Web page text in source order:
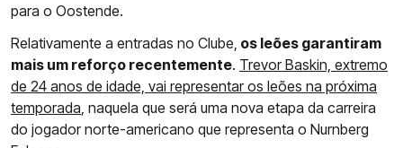
para o Oostende.
Relativamente a entradas no Clube, os leões garantiram
mais um reforço recentemente. Trevor Baskin, extremo
de 24 anos de idade, vai representar os leões na próxima
temporada , naquela que será uma nova etapa da carreira
do jogador norte-americano que representa o Nurnberg